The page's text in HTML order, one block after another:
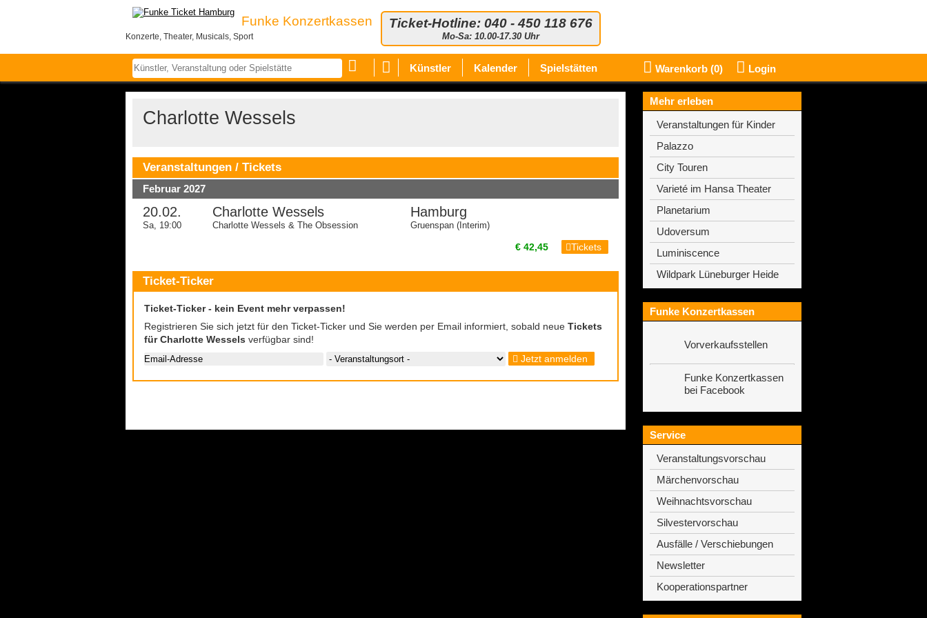
Funke Konzertkassen
Konzerte, Theater, Musicals, Sport
Ticket-Hotline: 040 - 450 118 676
Mo-Sa: 10.00-17.30 Uhr
Künstler Kalender Spielstätten Warenkorb (0) Login
Charlotte Wessels
Veranstaltungen / Tickets
Februar 2027
20.02.
Sa, 19:00
Charlotte Wessels
Charlotte Wessels & The Obsession
Hamburg
Gruenspan (Interim)
€ 42,45 Tickets
Ticket-Ticker
Ticket-Ticker - kein Event mehr verpassen!
Registrieren Sie sich jetzt für den Ticket-Ticker und Sie werden per Email informiert, sobald neue Tickets
für Charlotte Wessels verfügbar sind!
Jetzt anmelden
Mehr erleben
Veranstaltungen für Kinder
Palazzo
City Touren
Varieté im Hansa Theater
Planetarium
Udoversum
Luminiscence
Wildpark Lüneburger Heide
Funke Konzertkassen
Vorverkaufsstellen
Funke Konzertkassen
bei Facebook
Service
Veranstaltungsvorschau
Märchenvorschau
Weihnachtsvorschau
Silvestervorschau
Ausfälle / Verschiebungen
Newsletter
Kooperationspartner